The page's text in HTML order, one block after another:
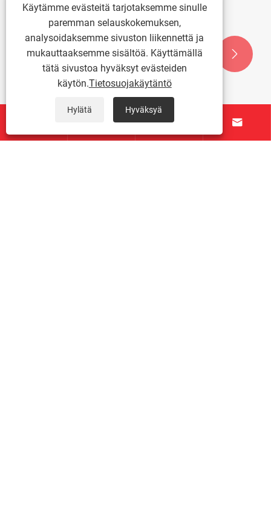
TAICHUANG esittelee automaattisen
kierteitys- ja älykäs varastoratkaisun
kiinnikkeiden tuotantoon
Katso lisää >>
 
 
Käytämme evästeitä tarjotaksemme sinulle
paremman selauskokemuksen,
analysoidaksemme sivuston liikennettä ja
mukauttaaksemme sisältöä. Käyttämällä
tätä sivustoa hyväksyt evästeiden
käytön.Tietosuojakäytäntö
Hylätä Hyväksyä